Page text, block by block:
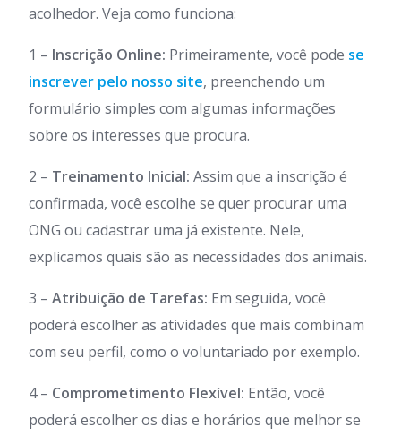
acolhedor. Veja como funciona:
1 – Inscrição Online: Primeiramente, você pode se
inscrever pelo nosso site, preenchendo um
formulário simples com algumas informações
sobre os interesses que procura.
2 – Treinamento Inicial: Assim que a inscrição é
confirmada, você escolhe se quer procurar uma
ONG ou cadastrar uma já existente. Nele,
explicamos quais são as necessidades dos animais.
3 – Atribuição de Tarefas: Em seguida, você
poderá escolher as atividades que mais combinam
com seu perfil, como o voluntariado por exemplo.
4 – Comprometimento Flexível: Então, você
poderá escolher os dias e horários que melhor se